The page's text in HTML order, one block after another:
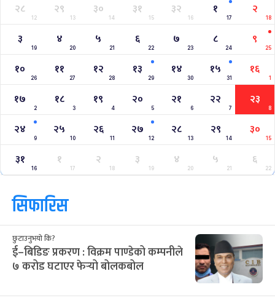
२८
12
२९
13
३०
14
३१
15
३२
16
१
17
२
18
३
19
४
20
५
21
६
22
७
23
८
24
९
25
१०
26
११
27
१२
28
१३
29
१४
30
१५
31
१६
1
१७
2
१८
3
१९
4
२०
5
२१
6
२२
7
२३
8
२४
9
२५
10
२६
11
२७
12
२८
13
२९
14
३०
15
३१
16
१
17
२
18
३
19
४
20
५
21
६
22
सिफारिस
छुटाउनुभयो कि?
ई–बिडिङ प्रकरण : विक्रम पाण्डेको कम्पनीले
७ करोड घटाएर फेर्‍यो बोलकबोल